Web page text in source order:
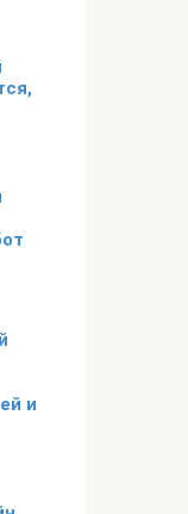
и